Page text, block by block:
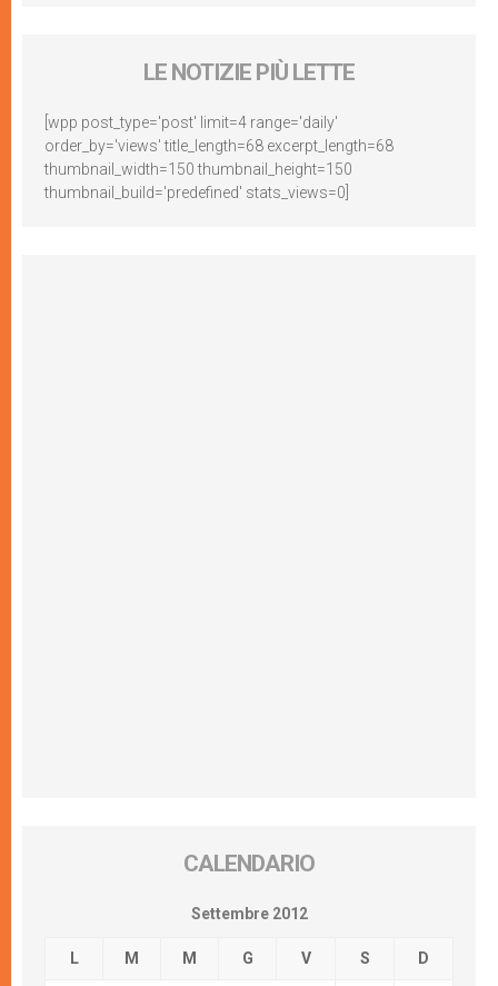
LE NOTIZIE PIÙ LETTE
[wpp post_type='post' limit=4 range='daily'
order_by='views' title_length=68 excerpt_length=68
thumbnail_width=150 thumbnail_height=150
thumbnail_build='predefined' stats_views=0]
CALENDARIO
Settembre 2012
L M M G V S D